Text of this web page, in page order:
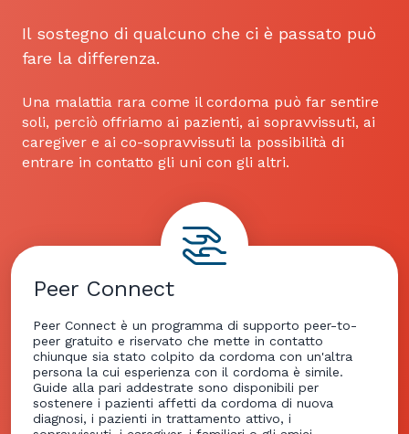
Il sostegno di qualcuno che ci è passato può
fare la differenza.
Una malattia rara come il cordoma può far sentire
soli, perciò offriamo ai pazienti, ai sopravvissuti, ai
caregiver e ai co-sopravvissuti la possibilità di
entrare in contatto gli uni con gli altri.
Peer Connect
Peer Connect è un programma di supporto peer-to-
peer gratuito e riservato che mette in contatto
chiunque sia stato colpito da cordoma con un'altra
persona la cui esperienza con il cordoma è simile.
Guide alla pari addestrate sono disponibili per
sostenere i pazienti affetti da cordoma di nuova
diagnosi, i pazienti in trattamento attivo, i